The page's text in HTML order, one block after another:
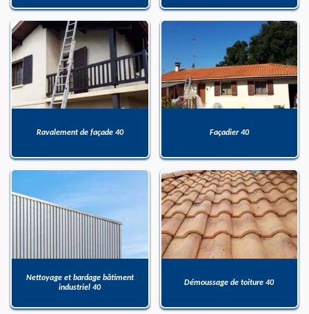
Ravalement de façade 40 Façadier 40
Nettoyage et bardage bâtiment
industriel 40
Démoussage de toiture 40